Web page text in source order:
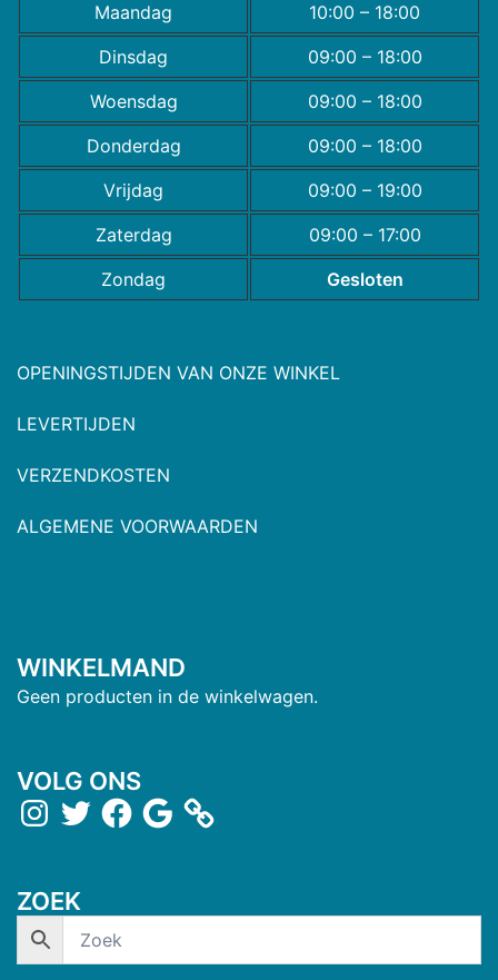
Maandag
10:00 – 18:00
Dinsdag
09:00 – 18:00
Woensdag
09:00 – 18:00
Donderdag
09:00 – 18:00
Vrijdag
09:00 – 19:00
Zaterdag
09:00 – 17:00
Zondag
Gesloten
OPENINGSTIJDEN VAN ONZE WINKEL
LEVERTIJDEN
VERZENDKOSTEN
ALGEMENE VOORWAARDEN
WINKELMAND
Geen producten in de winkelwagen.
VOLG ONS
ZOEK